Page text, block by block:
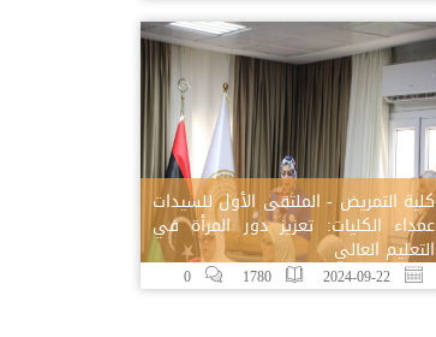
كلية التمريض - الملتقى الأول للسيدات
عمداء الكليات: تعزيز دور المرأة في
التعليم العالي